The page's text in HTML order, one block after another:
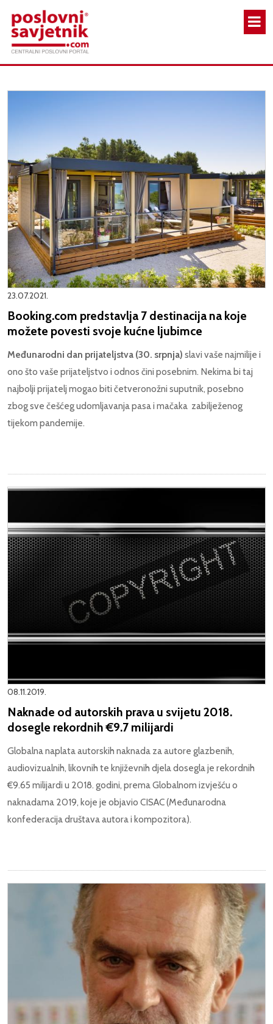
23.07.2021.
Booking.com predstavlja 7 destinacija na koje
možete povesti svoje kućne ljubimce
Međunarodni dan prijateljstva (30. srpnja) slavi vaše najmilije i
ono što vaše prijateljstvo i odnos čini posebnim. Nekima bi taj
najbolji prijatelj mogao biti četveronožni suputnik, posebno
zbog sve češćeg udomljavanja pasa i mačaka zabilježenog
tijekom pandemije.
08.11.2019.
Naknade od autorskih prava u svijetu 2018.
dosegle rekordnih €9.7 milijardi
Globalna naplata autorskih naknada za autore glazbenih,
audiovizualnih, likovnih te književnih djela dosegla je rekordnih
€9.65 milijardi u 2018. godini, prema Globalnom izvješću o
naknadama 2019, koje je objavio CISAC (Međunarodna
konfederacija društava autora i kompozitora).